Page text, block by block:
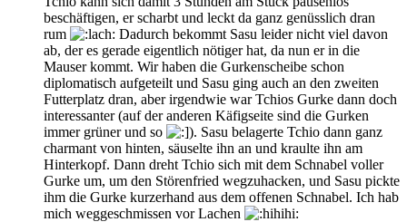
beschäftigen, er scharbt und leckt da ganz genüsslich dran
rum
Dadurch bekommt Sasu leider nicht viel davon
ab, der es gerade eigentlich nötiger hat, da nun er in die
Mauser kommt. Wir haben die Gurkenscheibe schon
diplomatisch aufgeteilt und Sasu ging auch an den zweiten
Futterplatz dran, aber irgendwie war Tchios Gurke dann doch
interessanter (auf der anderen Käfigseite sind die Gurken
immer grüner und so
). Sasu belagerte Tchio dann ganz
charmant von hinten, säuselte ihn an und kraulte ihn am
Hinterkopf. Dann dreht Tchio sich mit dem Schnabel voller
Gurke um, um den Störenfried wegzuhacken, und Sasu pickte
ihm die Gurke kurzerhand aus dem offenen Schnabel. Ich hab
mich weggeschmissen vor Lachen